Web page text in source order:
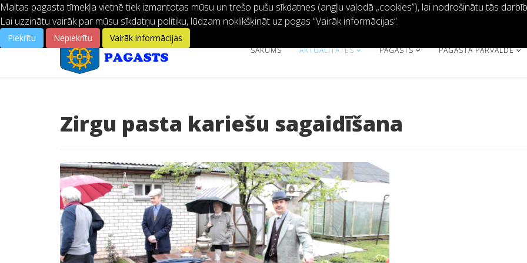
SĀKUMS AKTUALITĀTES PAGASTS PAGASTA PĀRVALDE
Zirgu pasta kariešu sagaidīšana
Maltas pagasta tīmekļa vietnē tiek izmantotas mūsu un trešo pušu sīkdatnes (angļu valodā „cookies”), lai nodrošinātu tās
Lai uzzinātu vairāk par mūsu sīkdatņu politiku, lūdzam noklikšķināt uz pogas “Vairāk informācijas”.
Piekrītu Nepiekrītu Vairāk informācijas